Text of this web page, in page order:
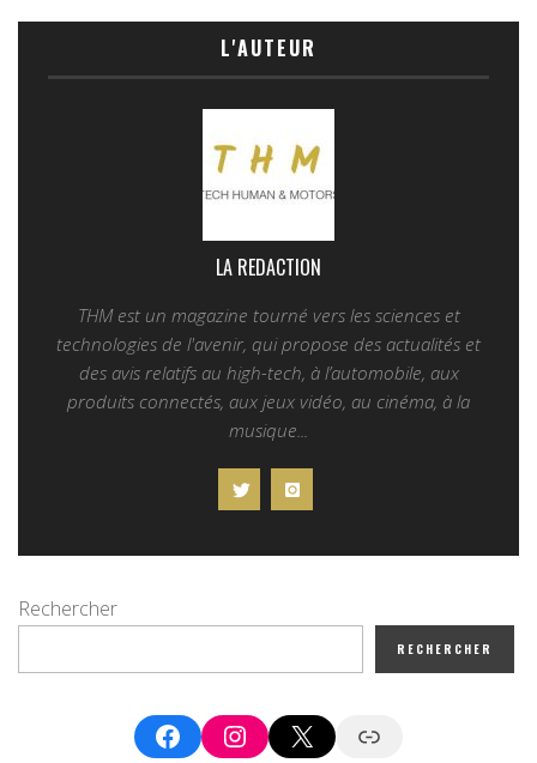
L'AUTEUR
LA REDACTION
THM est un magazine tourné vers les sciences et
technologies de l'avenir, qui propose des actualités et
des avis relatifs au high-tech, à l’automobile, aux
produits connectés, aux jeux vidéo, au cinéma, à la
musique...
Rechercher
RECHERCHER
FacebookInstagram
X Google News